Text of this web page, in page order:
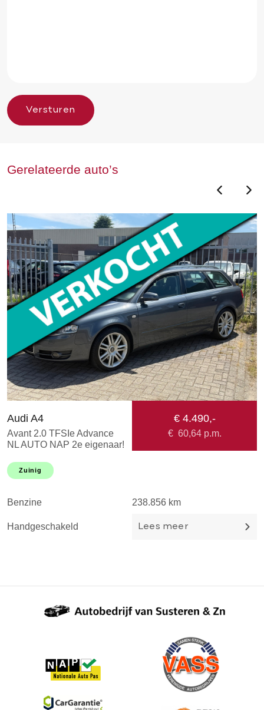
Versturen
Gerelateerde auto’s
Audi A4
Avant 2.0 TFSIe Advance
NL AUTO NAP 2e eigenaar!
Airco ECC l Cruise l
Trekhaak l PDC l 18'LMV!
€ 4.490,-
€ 60,64p.m.
Zuinig
Benzine 238.856 km
Handgeschakeld Lees meer